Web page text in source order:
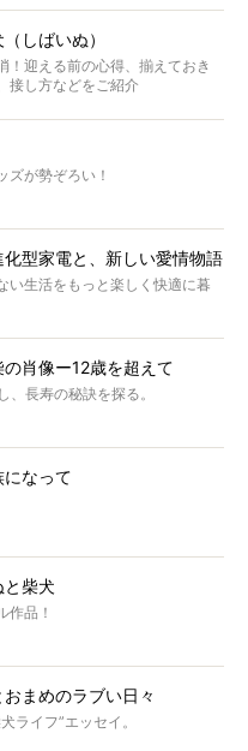
しばいぬ）
！迎える前の心得、揃えておき
接し方などをご紹介
ズが勢ぞろい！
化型家電と、新しい愛情物語
い生活をもっと楽しく快適に暮
の肖像ー12歳を超えて
、長寿の秘訣を探る。
になって
と柴犬
作品！
おまめのラブい日々
ライフ”エッセイ。